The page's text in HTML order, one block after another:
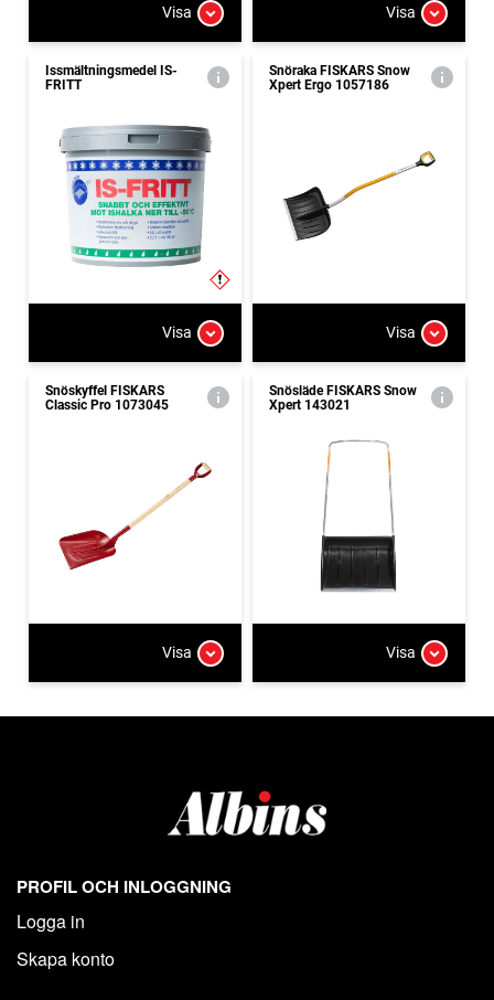
Visa Visa
Issmältningsmedel IS-
FRITT
Visa
Snöraka FISKARS Snow
Xpert Ergo 1057186
Visa
Snöskyffel FISKARS
Classic Pro 1073045
Visa
Snösläde FISKARS Snow
Xpert 143021
Visa
PROFIL OCH INLOGGNING
Logga in
Skapa konto